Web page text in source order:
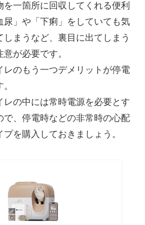
を一箇所に回収してくれる便利
尿」や「下痢」をしていても気
しまうなど、裏目に出てしまう
が必要です。
レのもう一つデメリットが停電
レの中には常時電源を必要とす
で、停電時などの非常時の心配
を購入しておきましょう。